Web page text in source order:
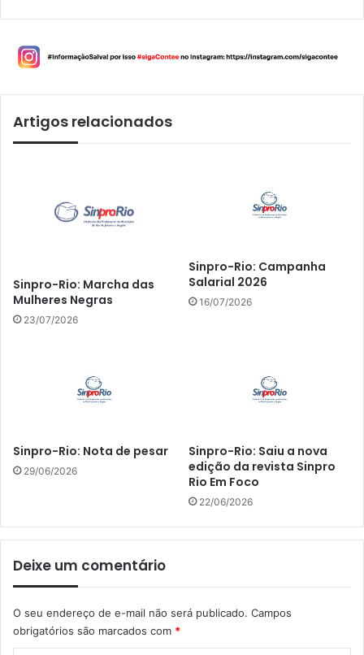
Artigos relacionados
Sinpro-Rio: Marcha das
Mulheres Negras
23/07/2026
Sinpro-Rio: Campanha
Salarial 2026
16/07/2026
Sinpro-Rio: Nota de pesar
29/06/2026
Sinpro-Rio: Saiu a nova
edição da revista Sinpro
Rio Em Foco
22/06/2026
Deixe um comentário
O seu endereço de e-mail não será publicado. Campos
obrigatórios são marcados com *